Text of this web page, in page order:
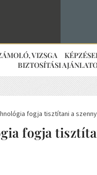
VIZSGA
BIZTOSÍTÁSI
fogja tisztítani a
fogja